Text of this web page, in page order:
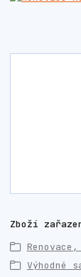
Zboží
Výhodné